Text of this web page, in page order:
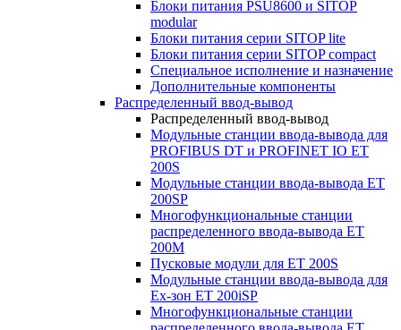
Блоки питания PSU8600 и SITOP
modular
Блоки питания серии SITOP lite
Блоки питания серии SITOP compact
Специальное исполнение и назначение
Дополнительные компоненты
Распределенный ввод-вывод
Распределенный ввод-вывод
Модульные станции ввода-вывода для
PROFIBUS DT и PROFINET IO ET
200S
Модульные станции ввода-вывода ET
200SP
Многофункциональные станции
распределенного ввода-вывода ET
200M
Пусковые модули для ET 200S
Модульные станции ввода-вывода для
Ex-зон ET 200iSP
Многофункциональные станции